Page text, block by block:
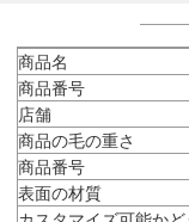
商品名
商品番号
店舗
商品の毛の重さ
商品番号
表面の材質